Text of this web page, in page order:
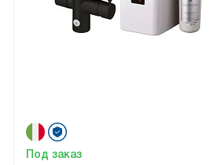
Под заказ